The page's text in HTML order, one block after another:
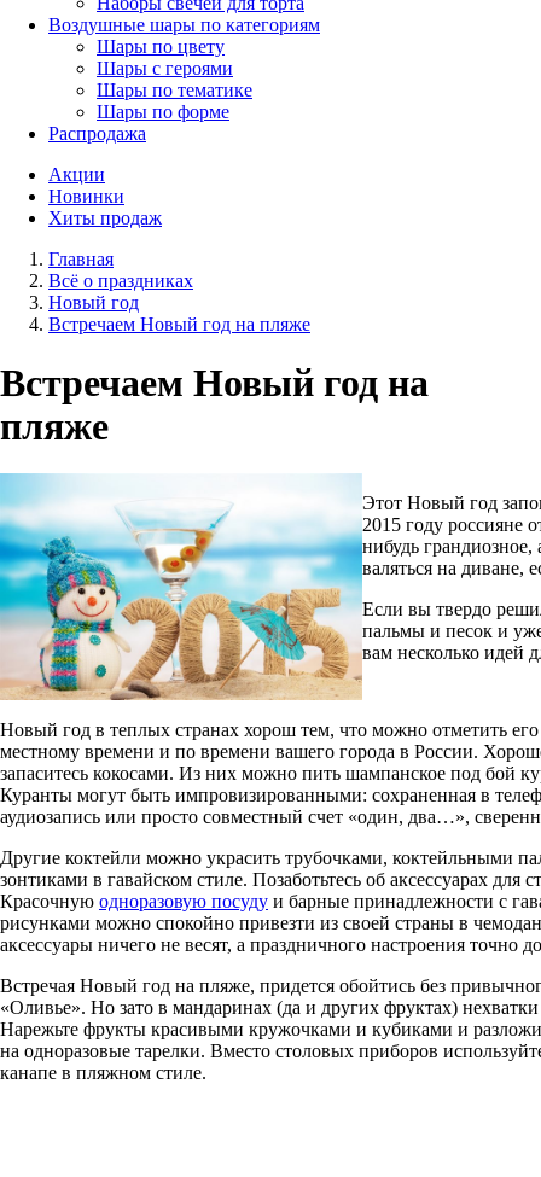
Воздушные шары по категориям
Шары по цвету
Шары с героями
Шары по тематике
Шары по форме
Распродажа
Акции
Новинки
Хиты продаж
Главная
Всё о праздниках
Новый год
Встречаем Новый год на пляже
Встречаем Новый год на
пляже
Этот Новый год
2015 году россияне
нибудь грандиозное,
валяться на диване,
Если вы твердо
пальмы и песок и
вам несколько идей
Новый год в теплых странах хорош тем, что можно отметить
местному времени и по времени вашего города в России.
запаситесь кокосами. Из них можно пить шампанское под бой
Куранты могут быть импровизированными: сохраненная в
аудиозапись или просто совместный счет «один, два…»,
Другие коктейли можно украсить трубочками, коктейльными
зонтиками в гавайском стиле. Позаботьтесь об аксессуарах для
Красочную одноразовую посуду и барные принадлежности с
рисунками можно спокойно привезти из своей страны в
аксессуары ничего не весят, а праздничного настроения точно
Встречая Новый год на пляже, придется обойтись без
«Оливье». Но зато в мандаринах (да и других фруктах) нехватки
Нарежьте фрукты красивыми кружочками и кубиками и
на одноразовые тарелки. Вместо столовых приборов
канапе в пляжном стиле.